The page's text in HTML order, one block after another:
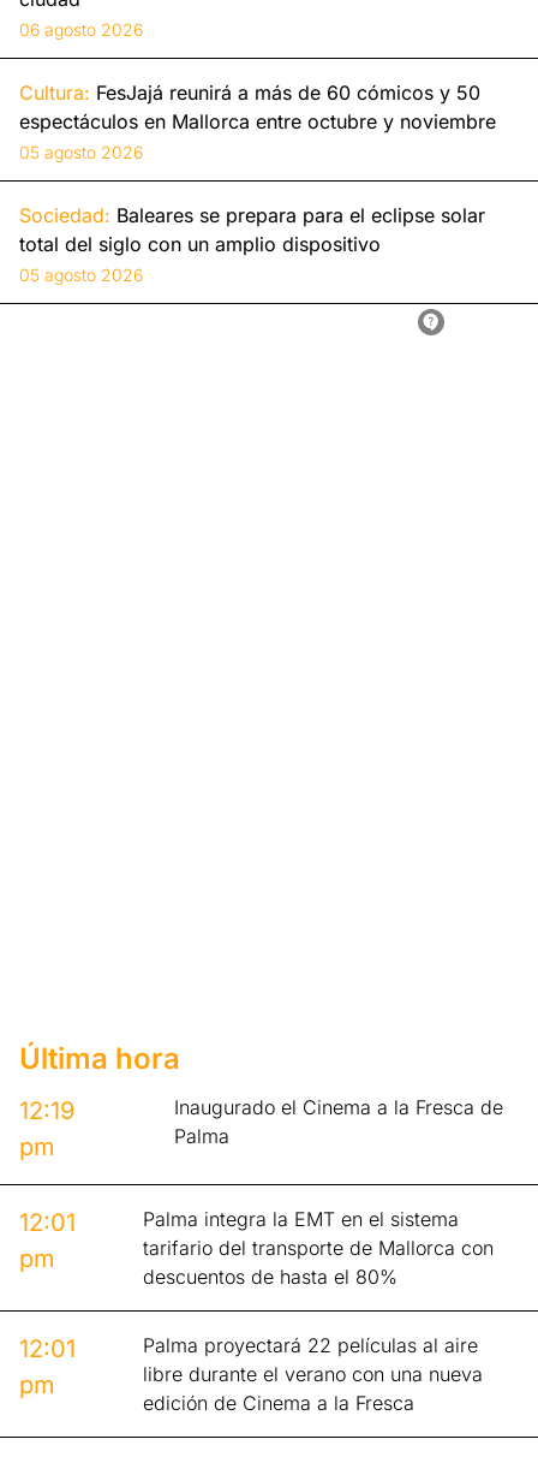
06 agosto 2026
Cultura: FesJajá reunirá a más de 60 cómicos y 50
espectáculos en Mallorca entre octubre y noviembre
05 agosto 2026
Sociedad: Baleares se prepara para el eclipse solar
total del siglo con un amplio dispositivo
05 agosto 2026
Última hora
12:19
pm
Inaugurado el Cinema a la Fresca de
Palma
12:01
pm
Palma integra la EMT en el sistema
tarifario del transporte de Mallorca con
descuentos de hasta el 80%
12:01
pm
Palma proyectará 22 películas al aire
libre durante el verano con una nueva
edición de Cinema a la Fresca